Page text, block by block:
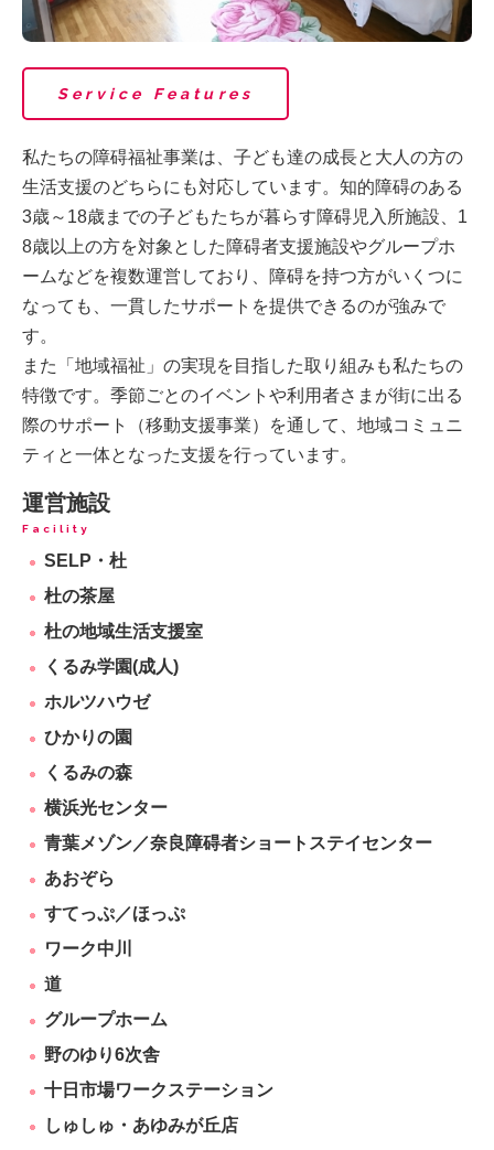
Service Features
私たちの障碍福祉事業は、子ども達の成長と大人の方の
生活支援のどちらにも対応しています。知的障碍のある
3歳～18歳までの子どもたちが暮らす障碍児入所施設、1
8歳以上の方を対象とした障碍者支援施設やグループホ
ームなどを複数運営しており、障碍を持つ方がいくつに
なっても、一貫したサポートを提供できるのが強みで
す。
また「地域福祉」の実現を目指した取り組みも私たちの
特徴です。季節ごとのイベントや利用者さまが街に出る
際のサポート（移動支援事業）を通して、地域コミュニ
ティと一体となった支援を行っています。
運営施設
Facility
SELP・杜
杜の茶屋
杜の地域生活支援室
くるみ学園(成人)
ホルツハウゼ
ひかりの園
くるみの森
横浜光センター
青葉メゾン／奈良障碍者ショートステイセンター
あおぞら
すてっぷ／ほっぷ
ワーク中川
道
グループホーム
野のゆり6次舎
十日市場ワークステーション
しゅしゅ・あゆみが丘店